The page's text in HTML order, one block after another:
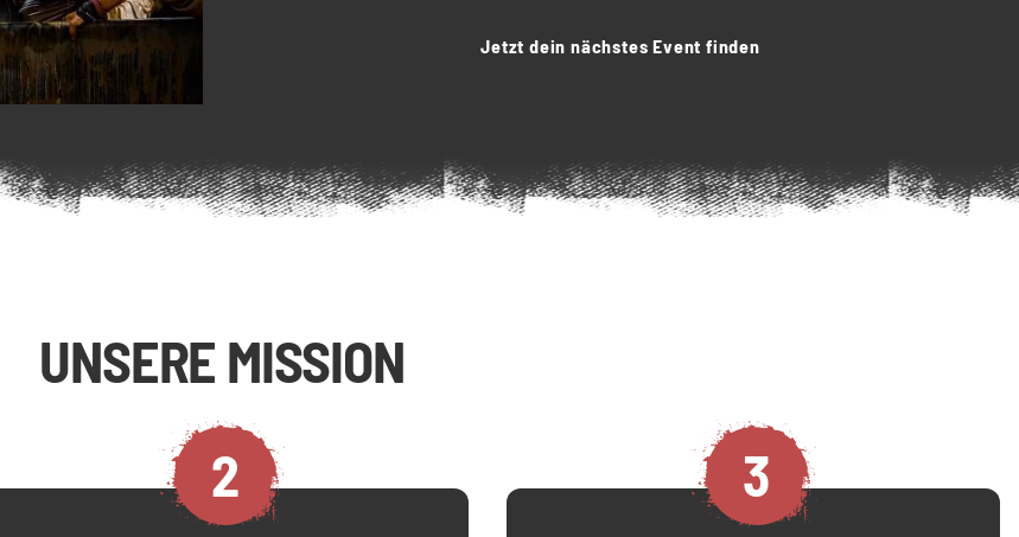
Jetzt dein nächstes Event finden
UNSERE MISSION
2 3